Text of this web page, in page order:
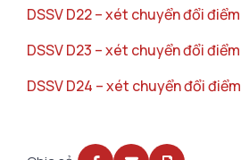
DSSV D22 – xét chuyển đổi điểm
DSSV D23 – xét chuyển đổi điểm
DSSV D24 – xét chuyển đổi điểm